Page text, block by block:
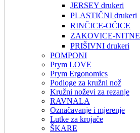
JERSEY drukeri
PLASTIČNI drukeri
RINČICE-OČICE
ZAKOVICE-NITNE
PRIŠIVNI drukeri
POMPONI
Prym LOVE
Prym Ergonomics
Podloge za kružni nož
Kružni noževi za rezanje
RAVNALA
Označavanje i mjerenje
Lutke za krojače
ŠKARE